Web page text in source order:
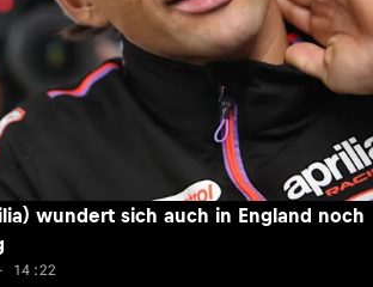
wundert sich auch in England noch
14:22